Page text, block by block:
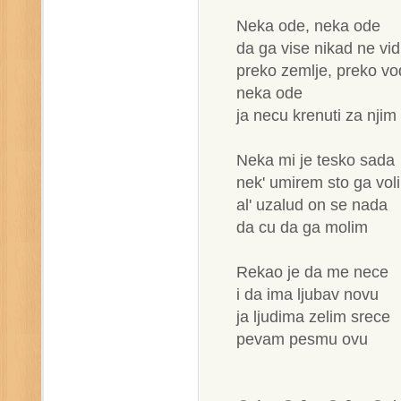
Neka ode, neka ode
da ga vise nikad ne
preko zemlje, preko
neka ode
ja necu krenuti za njim
Neka mi je tesko sada
nek' umirem sto ga
al' uzalud on se nada
da cu da ga molim
Rekao je da me nece
i da ima ljubav novu
ja ljudima zelim srece
pevam pesmu ovu